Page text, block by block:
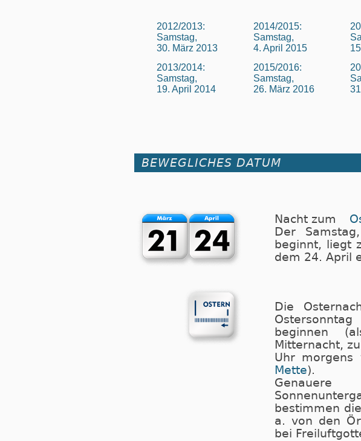
2012/2013:
Samstag,
30. März 2013
2013/2014:
Samstag,
19. April 2014
2014/2015:
Samstag,
4. April 2015
2015/2016:
Samstag,
26. März 2016
BEWEGLICHES DATUM
Nacht zum
Der
beginnt, liegt
dem 24. April
Die
beginnen
Mitternacht,
Uhr mor­gens
Mette).
bestimmen
a. von den
bei